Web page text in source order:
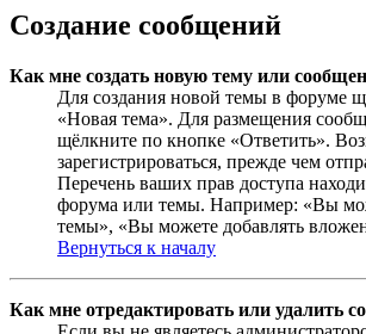
Создание сообщений
Как мне создать новую тему или
Для создания новой темы в форуме
«Новая тема». Для размещения
щёлкните по кнопке «Ответить».
зарегистрироваться, прежде чем
Перечень ваших прав доступа
форума или темы. Например: «Вы
темы», «Вы можете добавлять
Вернуться к началу
Как мне отредактировать или удалить